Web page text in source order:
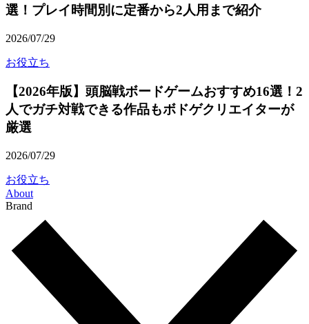
選！プレイ時間別に定番から2人用まで紹介
2026/07/29
お役立ち
【2026年版】頭脳戦ボードゲームおすすめ16選！2
人でガチ対戦できる作品もボドゲクリエイターが
厳選
2026/07/29
お役立ち
About
Brand